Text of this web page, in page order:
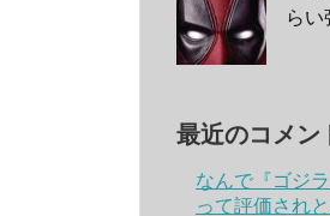
らい
最近のコメン
なんで『ゴジ
って評価され